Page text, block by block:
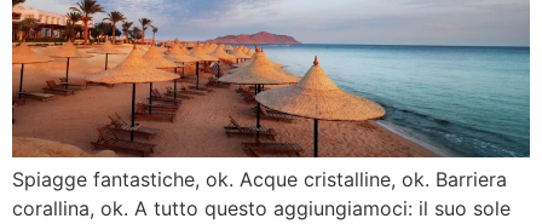
Spiagge fantastiche, ok. Acque cristalline, ok. Barriera
corallina, ok. A tutto questo aggiungiamoci: il suo sole